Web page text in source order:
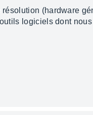
(hardware
logiciels dont